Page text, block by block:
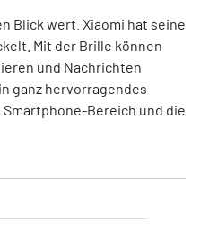
Blick wert. Xiaomi hat seine
Mit der Brille können
und Nachrichten
ganz hervorragendes
Bereich und die